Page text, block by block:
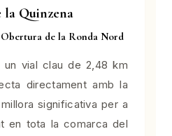
la Quinzena
Obertura de la Ronda Nord
un vial clau de 2,48 km
directament amb la
significativa per a
en tota la comarca del